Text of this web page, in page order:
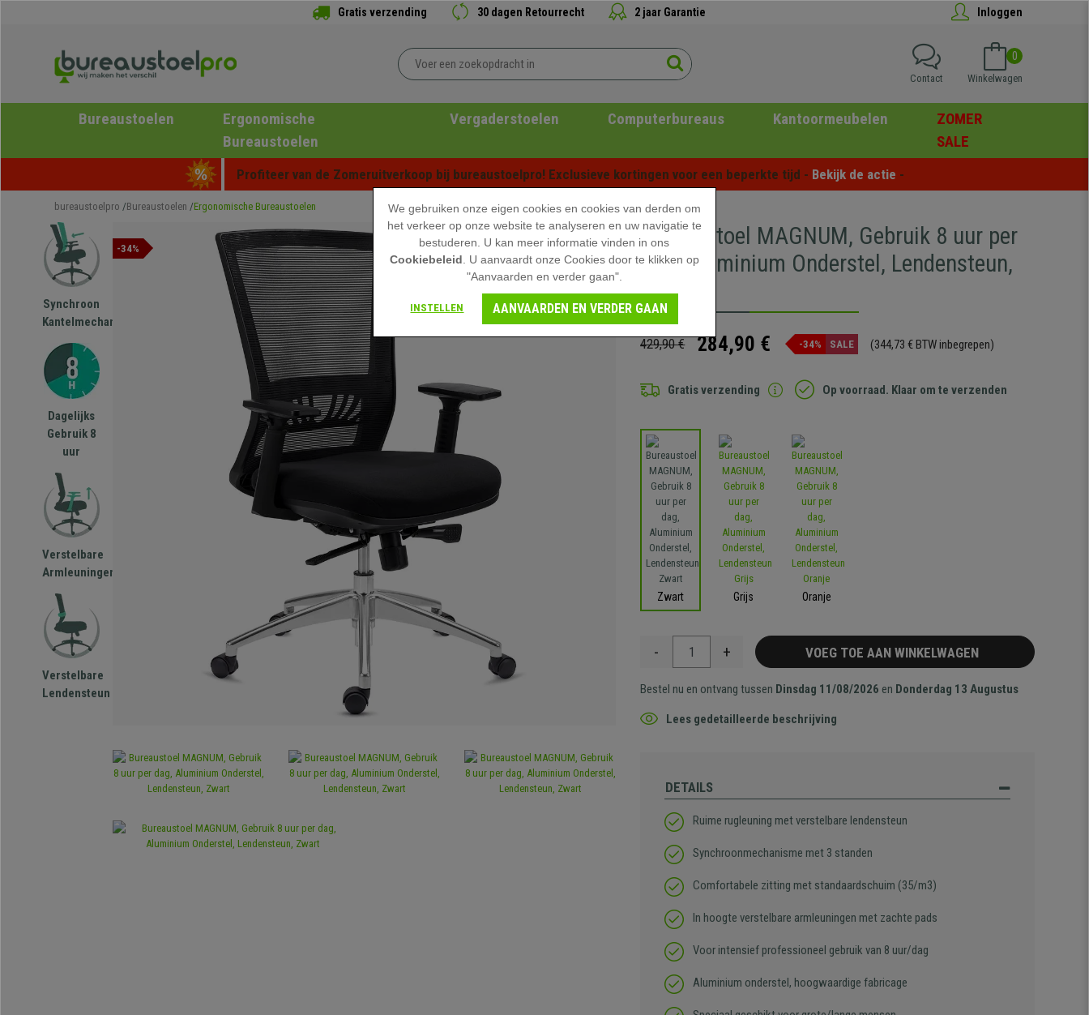
Gratis verzending 30 dagen Retourrecht 2 jaar Garantie Inloggen
0
Winkelwagen
Contact
Bureaustoelen
Ergonomische
Bureaustoelen
Vergaderstoelen Computerbureaus Kantoormeubelen
ZOMER
SALE
Profiteer van de Zomeruitverkoop bij bureaustoelpro! Exclusieve kortingen voor een beperkte tijd - Bekijk de actie -
bureaustoelpro Bureaustoelen Ergonomische Bureaustoelen
Synchroon
Kantelmechanisme
Dagelijks
Gebruik 8
uur
Verstelbare
Armleuningen
Verstelbare
Lendensteun
-34%
Bureaustoel MAGNUM, Gebruik 8 uur per
dag, Aluminium Onderstel, Lendensteun,
Zwart
429,90 € 284,90 € -34% SALE (344,73 € BTW inbegrepen)
Gratis verzending Op voorraad. Klaar om te verzenden
Zwart Grijs Oranje
- + VOEG TOE AAN WINKELWAGEN
Bestel nu en ontvang tussen Dinsdag 11/08/2026 en Donderdag 13 Augustus
Lees gedetailleerde beschrijving
DETAILS
Ruime rugleuning met verstelbare lendensteun
Synchroonmechanisme met 3 standen
Comfortabele zitting met standaardschuim (35/m3)
In hoogte verstelbare armleuningen met zachte pads
Voor intensief professioneel gebruik van 8 uur/dag
Aluminium onderstel, hoogwaardige fabricage
We gebruiken onze eigen cookies en cookies van derden om
het verkeer op onze website te analyseren en uw navigatie te
bestuderen. U kan meer informatie vinden in ons
Cookiebeleid . U aanvaardt onze Cookies door te klikken op
"Aanvaarden en verder gaan".
INSTELLEN AANVAARDEN EN VERDER GAAN